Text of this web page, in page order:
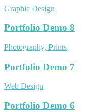
Graphic Design
Portfolio Demo 8
Photography, Prints
Portfolio Demo 7
Web Design
Portfolio Demo 6